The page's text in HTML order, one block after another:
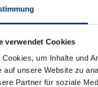
verwendet Cookies
um Inhalte und
auf unsere Website zu
Partner für soziale